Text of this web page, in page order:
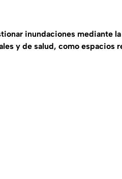
inundaciones mediante
y de salud, como espacios